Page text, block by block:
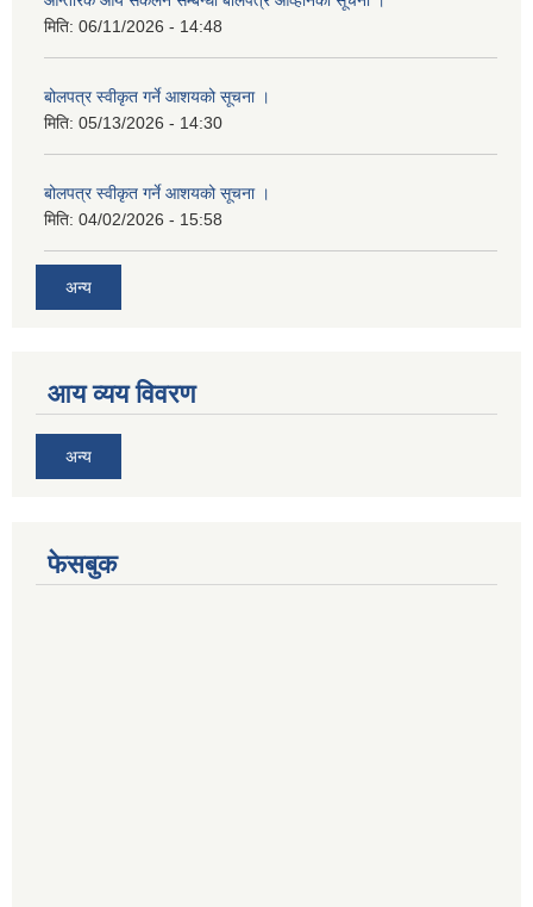
मिति: 06/11/2026 - 14:48
बोलपत्र स्वीकृत गर्ने आशयको सूचना ।
मिति: 05/13/2026 - 14:30
बोलपत्र स्वीकृत गर्ने आशयको सूचना ।
मिति: 04/02/2026 - 15:58
अन्य
आय व्यय विवरण
अन्य
फेसबुक